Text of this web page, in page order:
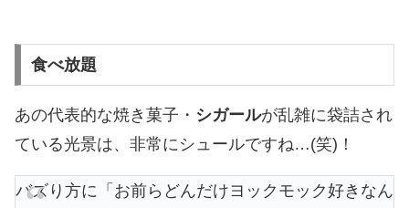
食べ放題
あの代表的な焼き菓子・ シガールが乱雑に袋詰され
ている光景は、非常にシュールですね…(笑)！
バズり方に「お前らどんだけヨックモック好きなん